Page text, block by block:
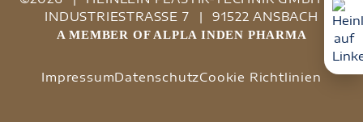
INDUSTRIESTRASSE 7
| 91522 ANSBACH
A MEMBER OF ALPLA INDEN PHARMA
ImpressumDatenschutzCookie Richtlinien